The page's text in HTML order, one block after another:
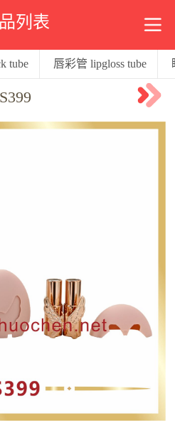
列表
tube 唇彩管 lipgloss tube
S399